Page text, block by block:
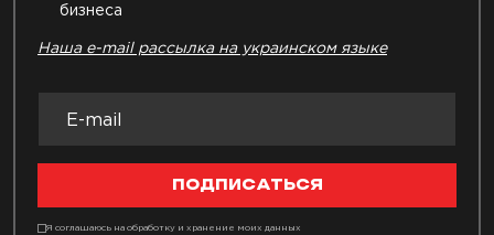
бизнеса
Наша e-mail рассылка на украинском языке
ПОДПИСАТЬСЯ
Я соглашаюсь на обработку и хранение моих данных